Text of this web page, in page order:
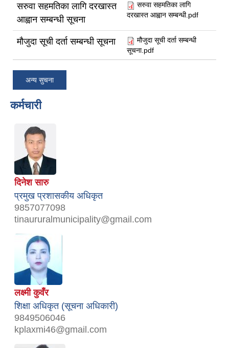
सरुवा सहमतिका लागि दरखास्त
आह्वान सम्बन्धी सूचना
सरुवा सहमतिका लागि
दरखास्त आह्वान सम्बन्धी.pdf
मौजुदा सूची दर्ता सम्बन्धी सूचना
मौजुदा सूची दर्ता सम्बन्धी
सूचना.pdf
अन्य सुचना
कर्मचारी
दिनेश सारु
प्रमुख प्रशासकीय अधिकृत
9857077098
tinaururalmunicipality@gmail.com
लक्ष्मी कुवँर
शिक्षा अधिकृत (सूचना अधिकारी)
9849506046
kplaxmi46@gmail.com